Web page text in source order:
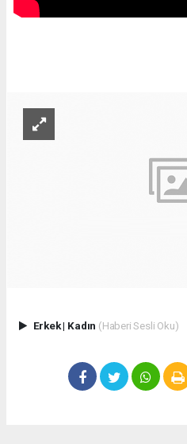
Erkek| Kadın (Haberi Sesli Oku)